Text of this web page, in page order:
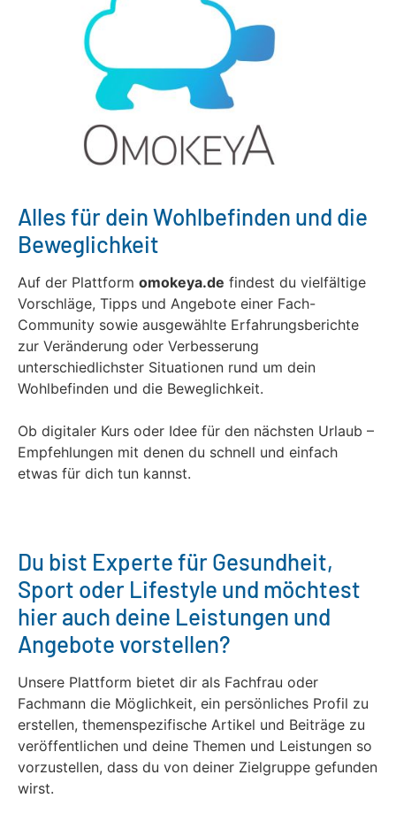
Alles für dein Wohlbefinden und die
Beweglichkeit
Auf der Plattform omokeya.de findest du vielfältige
Vorschläge, Tipps und Angebote einer Fach-
Community sowie ausgewählte Erfahrungsberichte
zur Veränderung oder Verbesserung
unterschiedlichster Situationen rund um dein
Wohlbefinden und die Beweglichkeit.
Ob digitaler Kurs oder Idee für den nächsten Urlaub –
Empfehlungen mit denen du schnell und einfach
etwas für dich tun kannst.
Du bist Experte für Gesundheit,
Sport oder Lifestyle und möchtest
hier auch deine Leistungen und
Angebote vorstellen?
Unsere Plattform bietet dir als Fachfrau oder
Fachmann die Möglichkeit, ein persönliches Profil zu
erstellen, themenspezifische Artikel und Beiträge zu
veröffentlichen und deine Themen und Leistungen so
vorzustellen, dass du von deiner Zielgruppe gefunden
wirst.